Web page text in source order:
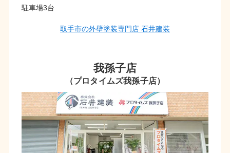
駐車場3台
取手市の外壁塗装専門店 石井建装
我孫子店
（プロタイムズ我孫子店）